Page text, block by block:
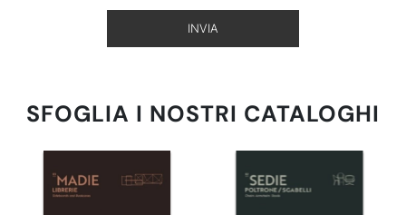
SFOGLIA I NOSTRI CATALOGHI
INVIA